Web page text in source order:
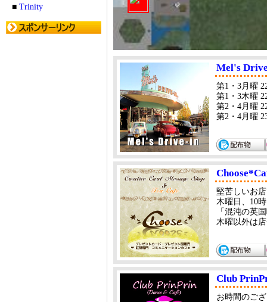
■ Trinity
Mel's
第1・3月曜
第1・3木曜
第2・4月曜
第2・4月曜
堅苦しいお
木曜日、10
「混沌の英
木曜以外は
Club
お時間のご